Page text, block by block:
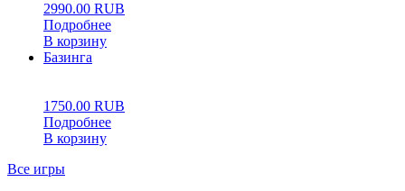
2990.00 RUB
Подробнее
В корзину
Базинга
1750.00 RUB
Подробнее
В корзину
Все игры